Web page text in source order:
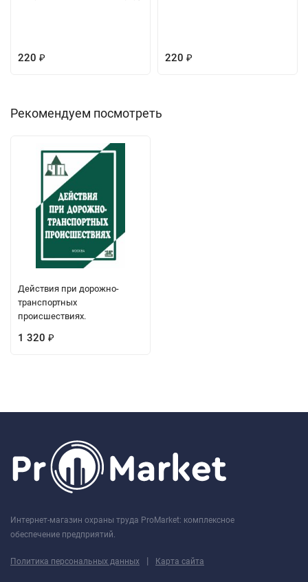
220 ₽ 220 ₽
Рекомендуем посмотреть
Действия при дорожно-
транспортных
происшествиях.
1 320 ₽
Интернет-магазин охраны труда ProMarket: комплексное
обеспечение предприятий.
Политика персональных данных | Карта сайта